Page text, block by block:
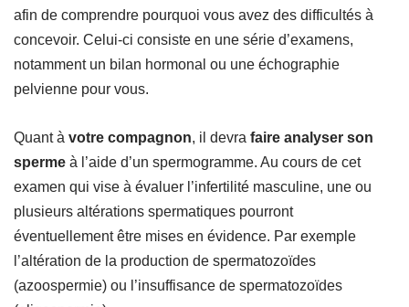
afin de comprendre pourquoi vous avez des difficultés à
concevoir. Celui-ci consiste en une série d’examens,
notamment un bilan hormonal ou une échographie
pelvienne pour vous.
Quant à votre compagnon, il devra faire analyser son
sperme à l’aide d’un spermogramme. Au cours de cet
examen qui vise à évaluer l’infertilité masculine, une ou
plusieurs altérations spermatiques pourront
éventuellement être mises en évidence. Par exemple
l’altération de la production de spermatozoïdes
(azoospermie) ou l’insuffisance de spermatozoïdes